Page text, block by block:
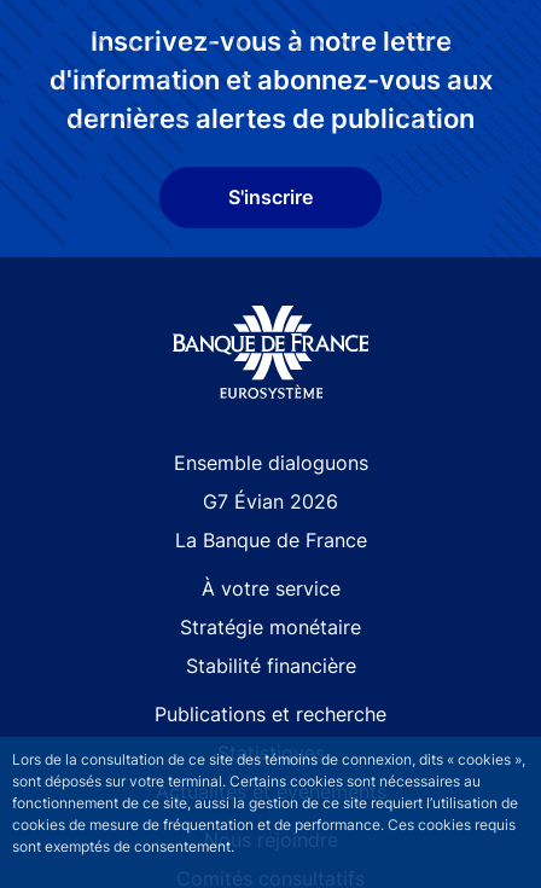
Lors de la consultation de ce site des témoins de connexion, dits « cookies »,
sont déposés sur votre terminal. Certains cookies sont nécessaires au
fonctionnement de ce site, aussi la gestion de ce site requiert l’utilisation de
cookies de mesure de fréquentation et de performance. Ces cookies requis
sont exemptés de consentement.
Inscrivez-vous à notre lettre
d'information et abonnez-vous aux
dernières alertes de publication
S'inscrire
Ensemble dialoguons
G7 Évian 2026
La Banque de France
À votre service
Stratégie monétaire
Stabilité financière
Publications et recherche
Statistiques
Actualités et événements
Nous rejoindre
Comités consultatifs